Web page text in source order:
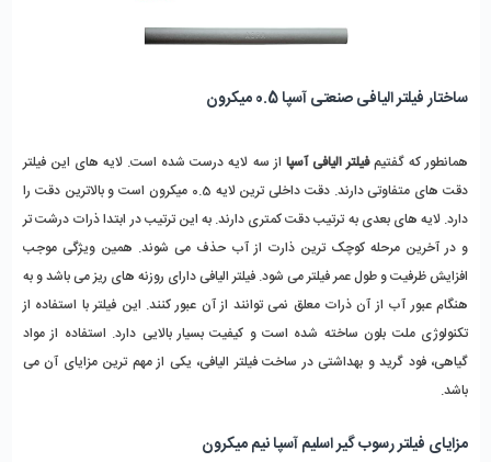
ساختار فیلتر الیافی صنعتی آسپا 0.5 میکرون
همانطور که گفتیمفیلتر الیافی آسپا از سه لایه درست شده است. لایه های این فیلتر
دقت های متفاوتی دارند. دقت داخلی ترین لایه 0.5 میکرون است و بالاترین دقت را
دارد. لایه های بعدی به ترتیب دقت کمتری دارند. به این ترتیب در ابتدا ذرات درشت تر
و در آخرین مرحله کوچک ترین ذارت از آب حذف می شوند. همین ویژگی موجب
افزایش ظرفیت و طول عمر فیلتر می شود. فیلتر الیافی دارای روزنه های ریز می باشد و به
هنگام عبور آب از آن ذرات معلق نمی توانند از آن عبور کنند. این فیلتر با استفاده از
تکنولوژی ملت بلون ساخته شده است و کیفیت بسیار بالایی دارد. استفاده از مواد
گیاهی، فود گرید و بهداشتی در ساخت فیلتر الیافی، یکی از مهم ترین مزایای آن می
باشد.
مزایای فیلتر رسوب گیر اسلیم آسپا نیم میکرون